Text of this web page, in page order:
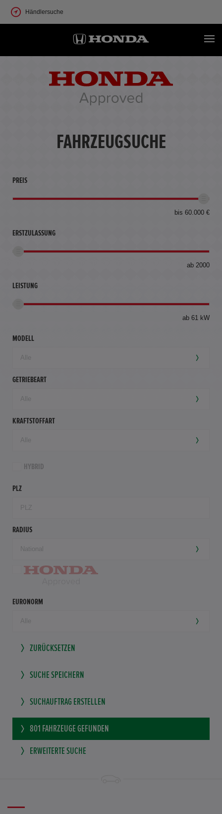
Händlersuche
FAHRZEUGSUCHE
PREIS
bis 60.000 €
ERSTZULASSUNG
ab 2000
LEISTUNG
ab 61 kW
MODELL
GETRIEBEART
KRAFTSTOFFART
HYBRID
PLZ
RADIUS
EURONORM
ZURÜCKSETZEN
SUCHE SPEICHERN
SUCHAUFTRAG ERSTELLEN
801 FAHRZEUGE GEFUNDEN
ERWEITERTE SUCHE